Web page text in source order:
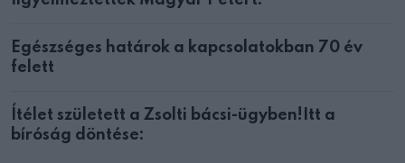
Egészséges határok a kapcsolatokban 70 év
felett
Ítélet született a Zsolti bácsi-ügyben!Itt a
bíróság döntése: